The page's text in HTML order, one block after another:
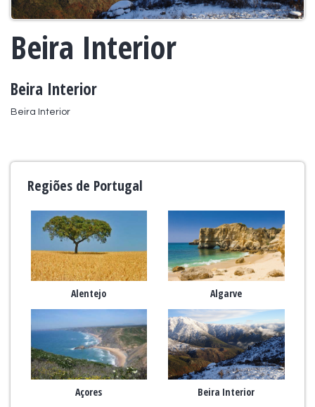
Beira Interior
Beira Interior
Beira Interior
Regiões de Portugal
Alentejo Algarve
Açores Beira Interior